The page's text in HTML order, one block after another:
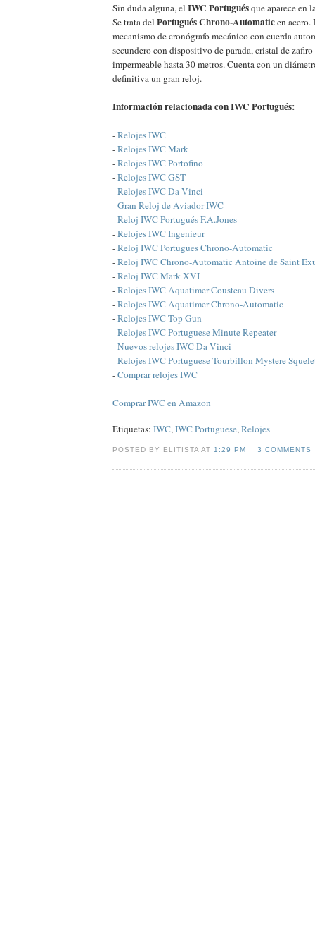
Sin duda alguna, el IWC Portuguésque aparece en
Se trata del Portugués Chrono-Automaticen acero.
mecanismo de cronógrafo mecánico con cuerda
secundero con dispositivo de parada, cristal de
impermeable hasta 30 metros. Cuenta con un
definitiva un gran reloj.
Información relacionada con IWC Portugués:
-Relojes IWC
-Relojes IWC Mark
-Relojes IWC Portofino
-Relojes IWC GST
-Relojes IWC Da Vinci
-Gran Reloj de Aviador IWC
-Reloj IWC Portugués F.A.Jones
-Relojes IWC Ingenieur
-Reloj IWC Portugues Chrono-Automatic
-Reloj IWC Chrono-Automatic Antoine de Saint
-Reloj IWC Mark XVI
-Relojes IWC Aquatimer Cousteau Divers
-Relojes IWC Aquatimer Chrono-Automatic
-Relojes IWC Top Gun
-Relojes IWC Portuguese Minute Repeater
-Nuevos relojes IWC Da Vinci
-Relojes IWC Portuguese Tourbillon Mystere
-Comprar relojes IWC
Comprar IWC en Amazon
Etiquetas: IWC,IWC Portuguese,Relojes
POSTED BY ELITISTA AT1:29 PM 3 COMMENTS